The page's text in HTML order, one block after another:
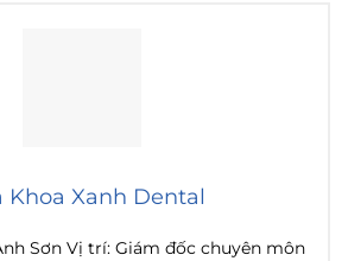
Khoa Xanh Dental
Sơn Vị trí: Giám đốc chuyên môn